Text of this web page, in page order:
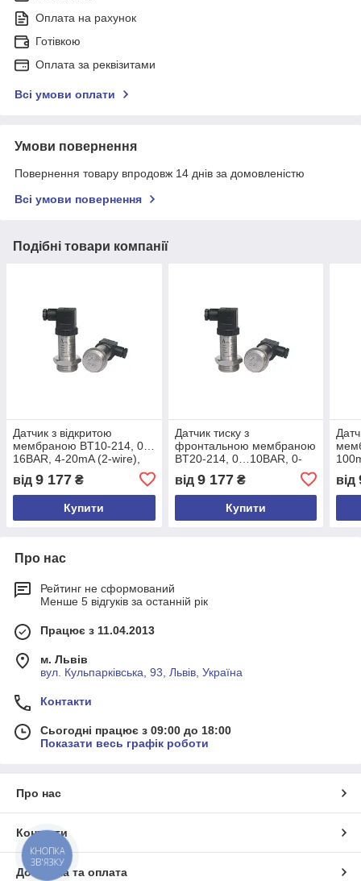
Оплата на рахунок
Готівкою
Оплата за реквізитами
Всі умови оплати
Умови повернення
Повернення товару впродовж 14 днів за домовленістю
Всі умови повернення
Подібні товари компанії
Датчик з відкритою
мембраною BT10-214, 0…
16BAR, 4-20mA (2-wire),
G1/2", до 150°C, DIN43650
від 9 177 ₴
Купити
Датчик тиску з
фронтальною мембраною
BT20-214, 0…10BAR, 0-
10VDC, G1/2", DIN43650
від 9 177₴
Купити
від
Про нас
Рейтинг не сформований
Менше 5 відгуків за останній рік
Працює з 11.04.2013
м. Львів
вул. Кульпарківська, 93, Львів, Україна
Контакти
Сьогодні працює з 09:00 до 18:00
Показати весь графік роботи
Про нас
Контакти
Доставка та оплата
КНОПКА
ЗВ'ЯЗКУ